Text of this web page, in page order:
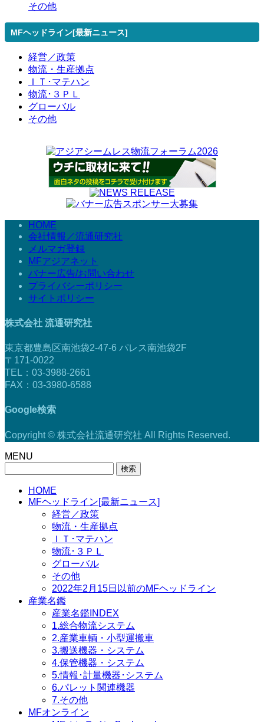
その他
MFヘッドライン[最新ニュース]
経営／政策
物流・生産拠点
ＩＴ･マテハン
物流･３ＰＬ
グローバル
その他
HOME
会社情報／流通研究社
メルマガ登録
MFアジアネット
バナー広告/お問い合わせ
プライバシーポリシー
サイトポリシー
株式会社 流通研究社
東京都豊島区南池袋2-47-6 パレス南池袋2F
〒171-0022
TEL：03-3988-2661
FAX：03-3980-6588
Google検索
Copyright © 株式会社流通研究社 All Rights Reserved.
MENU
HOME
MFヘッドライン[最新ニュース]
経営／政策
物流・生産拠点
ＩＴ･マテハン
物流･３ＰＬ
グローバル
その他
2022年2月15日以前のMFヘッドライン
産業名鑑
産業名鑑INDEX
1.総合物流システム
2.産業車輌・小型運搬車
3.搬送機器・システム
4.保管機器・システム
5.情報･計量機器･システム
6.パレット関連機器
7.その他
MFオンライン